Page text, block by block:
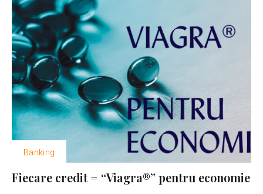
Banking
Fiecare credit = “Viagra®” pentru economie